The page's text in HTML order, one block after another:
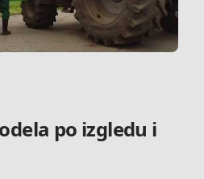
po izgledu i